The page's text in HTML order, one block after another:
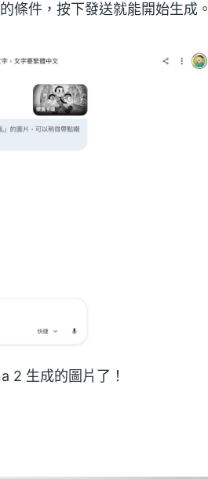
條件，按下發送就能開始生成。
2 生成的圖片了！